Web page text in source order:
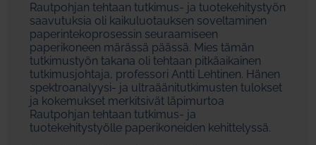
Rautpohjan tehtaan tutkimus- ja tuotekehitystyön
saavutuksia oli kaikuluotauksen soveltaminen
paperintekoprosessin seuraamiseen
paperikoneen märässä päässä. Mies tämän
tutkimustyön takana oli tehtaan pitkäaikainen
tutkimusjohtaja, professori Antti Lehtinen. Hänen
spektroanalyysi- ja ultraäänitutkimusten tulokset
ja kokemukset merkitsivät läpimurtoa
Rautpohjan tehtaan tutkimus- ja
tuotekehitystyölle paperikoneiden kehittelyssä.